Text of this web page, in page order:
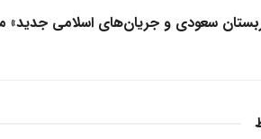
سعودی و جریان‌های اسلامی جدید»